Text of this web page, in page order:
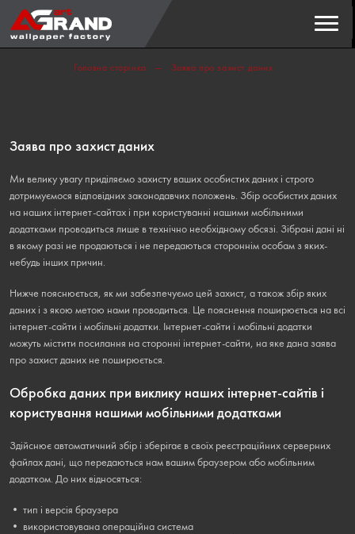
Головна сторінка Заява про захист даних
Заява про захист даних
Ми велику увагу приділяємо захисту ваших особистих даних і строго
дотримуємося відповідних законодавчих положень. Збір особистих даних
на наших інтернет-сайтах і при користуванні нашими мобільними
додатками проводиться лише в технічно необхідному обсязі. Зібрані дані ні
в якому разі не продаються і не передаються стороннім особам з яких-
небудь інших причин.
Нижче пояснюється, як ми забезпечуємо цей захист, а також збір яких
даних і з якою метою нами проводиться. Це пояснення поширюється на всі
інтернет-сайти і мобільні додатки. Інтернет-сайти і мобільні додатки
можуть містити посилання на сторонні інтернет-сайти, на яке дана заява
про захист даних не поширюється.
Обробка даних при виклику наших інтернет-сайтів і
користування нашими мобільними додатками
Здійснює автоматичний збір і зберігає в своїх реєстраційних серверних
файлах дані, що передаються нам вашим браузером або мобільним
додатком. До них відносяться:
• тип і версія браузера
• використовувана операційна система